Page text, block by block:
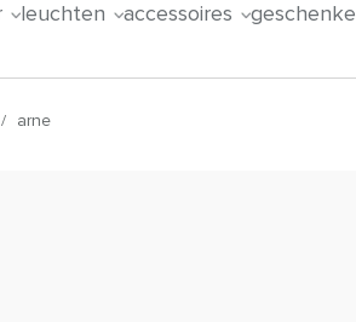
leuchten accessoires geschenke
/ arne